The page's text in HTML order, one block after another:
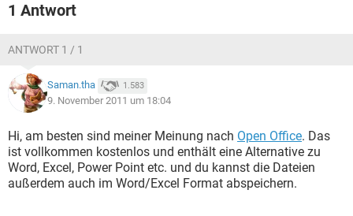
1 Antwort
ANTWORT 1 / 1
Saman.tha 1.583
9. November 2011 um 18:04
Hi, am besten sind meiner Meinung nach Open Office. Das
ist vollkommen kostenlos und enthält eine Alternative zu
Word, Excel, Power Point etc. und du kannst die Dateien
außerdem auch im Word/Excel Format abspeichern.